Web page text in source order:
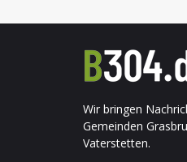
Wir bringen
Gemeinden
Vaterstetten.